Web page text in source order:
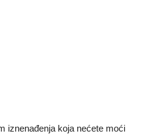
iznenađenja koja nećete moći